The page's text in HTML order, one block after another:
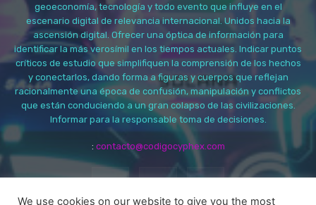
geoeconomía, tecnología y todo evento que influye en el
escenario digital de relevancia internacional. Unidos hacia la
ascensión digital. Ofrecer una óptica de información para
identificar la más verosímil en los tiempos actuales. Indicar puntos
críticos de estudio que simplifiquen la comprensión de los hechos
y conectarlos, dando forma a figuras y cuerpos que reflejan
racionalmente una época de confusión, manipulación y conflictos
que están conduciendo a un gran colapso de las civilizaciones.
Informar para la responsable toma de decisiones.
: contacto@codigocyphex.com
We use cookies on our website to give you the most